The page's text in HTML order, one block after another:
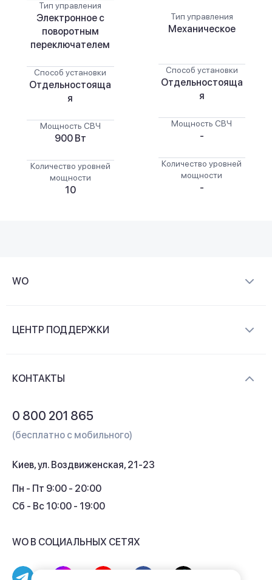
Тип управления
Электронное с
поворотным
переключателем
Способ установки
Отдельностояща
я
Мощность СВЧ
900 Вт
Количество уровней
мощности
10
Тип управления
Механическое
Способ установки
Отдельностояща
я
Мощность СВЧ
-
Количество уровней
мощности
-
WO
Контакты
ЦЕНТР ПОДДЕРЖКИ
Кэшбек
КОНТАКТЫ
0 800 201 865
(бесплатно с мобильного)
Киев, ул. Воздвиженская, 21-23
Пн - Пт 9:00 - 20:00
Сб - Вс 10:00 - 19:00
WO В СОЦИАЛЬНЫХ СЕТЯХ